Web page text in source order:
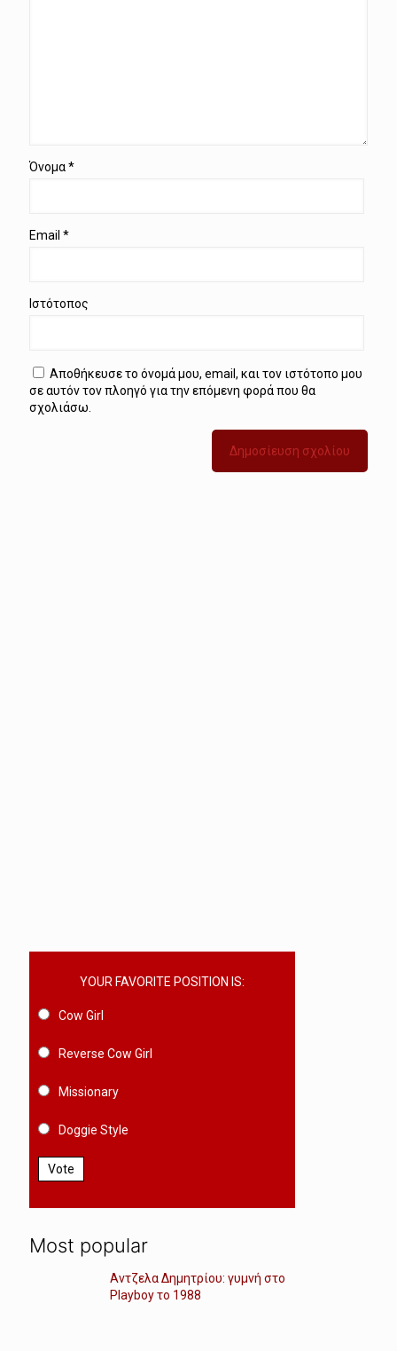
Όνομα*
Email *
Ιστότοπος
Αποθήκευσε το όνομά μου, email, και τον ιστότοπο μου
σε αυτόν τον πλοηγό για την επόμενη φορά που θα
σχολιάσω.
YOUR FAVORITE POSITION IS:
Cow Girl
Reverse Cow Girl
Missionary
Doggie Style
Vote
Most popular
Αντζελα Δημητρίου: γυμνή στο
Playboy το 1988